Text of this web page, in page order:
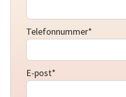
Telefonnummer*
E-post*